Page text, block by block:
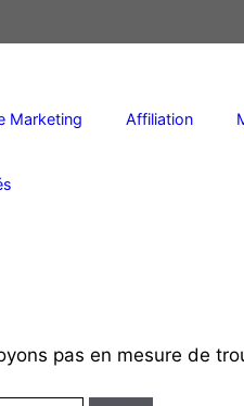
Marketing Affiliation
pas en mesure de